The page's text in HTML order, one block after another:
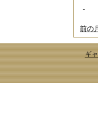
2020
2020
2020
2020
2020
2019
-
前の
ギ